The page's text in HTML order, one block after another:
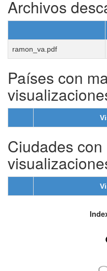
Archivos
ramon_va.pdf
Países con
Ciudades con